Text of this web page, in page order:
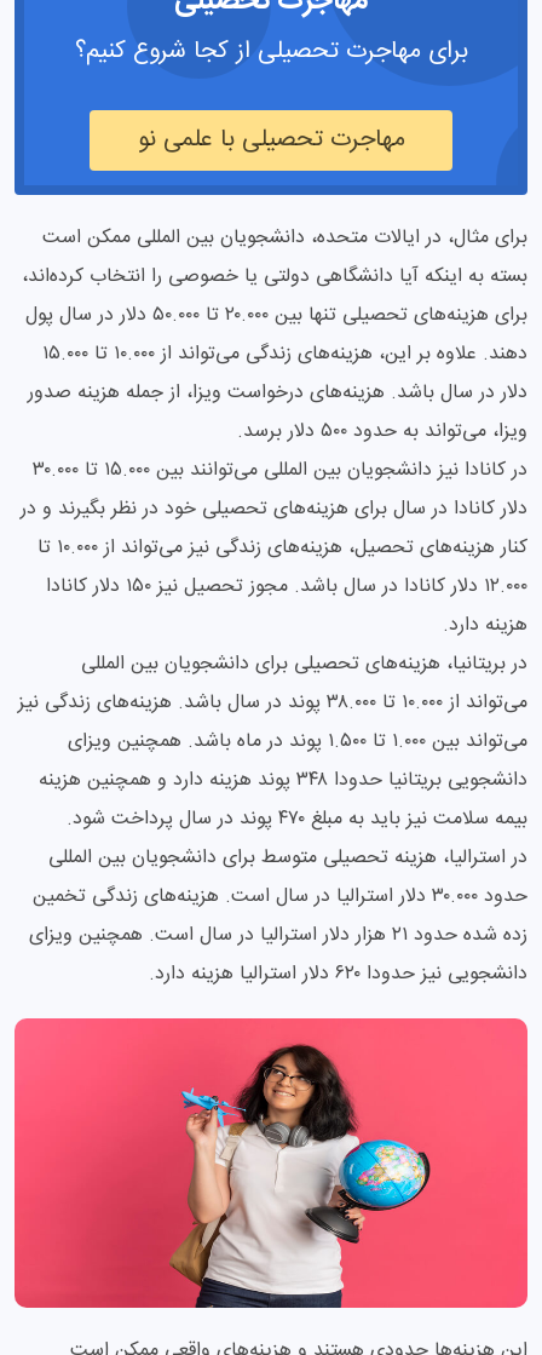
برای مهاجرت تحصیلی از کجا شروع کنیم؟
مهاجرت تحصیلی با علمی نو
برای مثال، در ایالات متحده، دانشجویان بین المللی ممکن است
بسته به اینکه آیا دانشگاهی دولتی یا خصوصی را انتخاب کرده‌اند،
برای هزینه‌های تحصیلی تنها بین ۲۰.۰۰۰ تا ۵۰.۰۰۰ دلار در سال پول
دهند. علاوه بر این، هزینه‌های زندگی می‌تواند از ۱۰.۰۰۰ تا ۱۵.۰۰۰
دلار در سال باشد. هزینه‌های درخواست ویزا، از جمله هزینه صدور
ویزا، می‌تواند به حدود ۵۰۰ دلار برسد.
در کانادا نیز دانشجویان بین المللی می‌توانند بین ۱۵.۰۰۰ تا ۳۰.۰۰۰
دلار کانادا در سال برای هزینه‌های تحصیلی خود در نظر بگیرند و در
کنار هزینه‌های تحصیل، هزینه‌های زندگی نیز می‌تواند از ۱۰.۰۰۰ تا
۱۲.۰۰۰ دلار کانادا در سال باشد. مجوز تحصیل نیز ۱۵۰ دلار کانادا
هزینه دارد.
در بریتانیا، هزینه‌های تحصیلی برای دانشجویان بین المللی
می‌تواند از ۱۰.۰۰۰ تا ۳۸.۰۰۰ پوند در سال باشد. هزینه‌های زندگی نیز
می‌تواند بین ۱.۰۰۰ تا ۱.۵۰۰ پوند در ماه باشد. همچنین ویزای
دانشجویی بریتانیا حدودا ۳۴۸ پوند هزینه دارد و همچنین هزینه
بیمه سلامت نیز باید به مبلغ ۴۷۰ پوند در سال پرداخت شود.
در استرالیا، هزینه تحصیلی متوسط برای دانشجویان بین المللی
حدود ۳۰.۰۰۰ دلار استرالیا در سال است. هزینه‌های زندگی تخمین
زده شده حدود ۲۱ هزار دلار استرالیا در سال است. همچنین ویزای
دانشجویی نیز حدودا ۶۲۰ دلار استرالیا هزینه دارد.